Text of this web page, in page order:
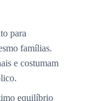
para
famílias.
e costumam
equilíbrio